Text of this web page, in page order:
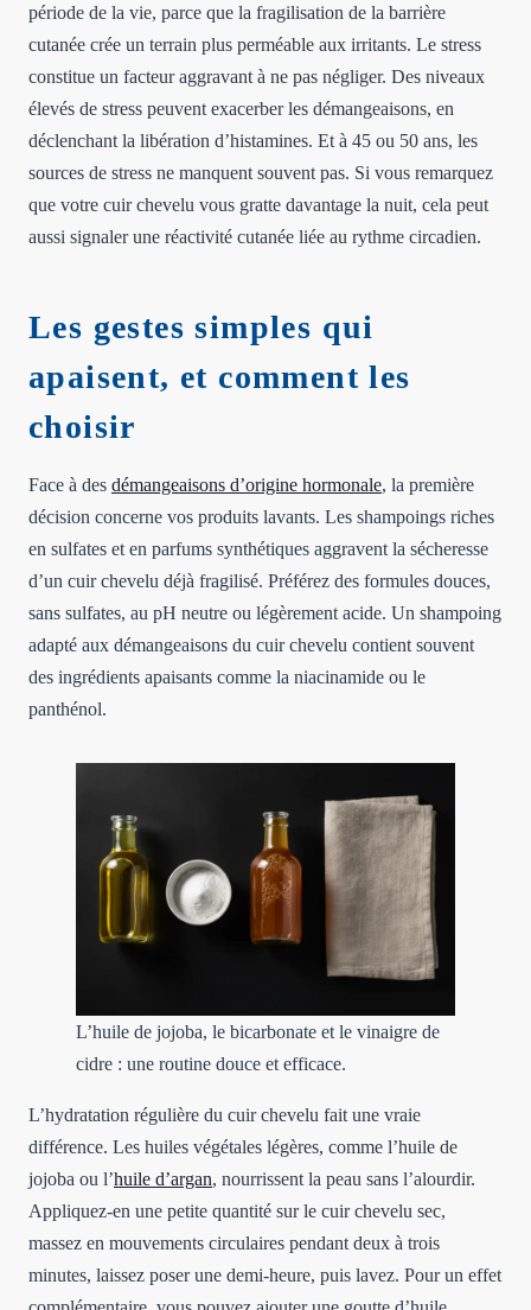
période de la vie, parce que la fragilisation de la barrière
cutanée crée un terrain plus perméable aux irritants. Le stress
constitue un facteur aggravant à ne pas négliger. Des niveaux
élevés de stress peuvent exacerber les démangeaisons, en
déclenchant la libération d’histamines. Et à 45 ou 50 ans, les
sources de stress ne manquent souvent pas. Si vous remarquez
que votre cuir chevelu vous gratte davantage la nuit, cela peut
aussi signaler une réactivité cutanée liée au rythme circadien.
Les gestes simples qui
apaisent, et comment les
choisir
Face à des démangeaisons d’origine hormonale, la première
décision concerne vos produits lavants. Les shampoings riches
en sulfates et en parfums synthétiques aggravent la sécheresse
d’un cuir chevelu déjà fragilisé. Préférez des formules douces,
sans sulfates, au pH neutre ou légèrement acide. Un shampoing
adapté aux démangeaisons du cuir chevelu contient souvent
des ingrédients apaisants comme la niacinamide ou le
panthénol.
L’huile de jojoba, le bicarbonate et le vinaigre de
cidre : une routine douce et efficace.
L’hydratation régulière du cuir chevelu fait une vraie
différence. Les huiles végétales légères, comme l’huile de
jojoba ou l’huile d’argan, nourrissent la peau sans l’alourdir.
Appliquez-en une petite quantité sur le cuir chevelu sec,
massez en mouvements circulaires pendant deux à trois
minutes, laissez poser une demi-heure, puis lavez. Pour un effet